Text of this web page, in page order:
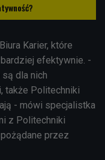
Karier, które
efektywnie. -
dla nich
także Politechniki
- mówi specjalistka
z Politechniki
przez